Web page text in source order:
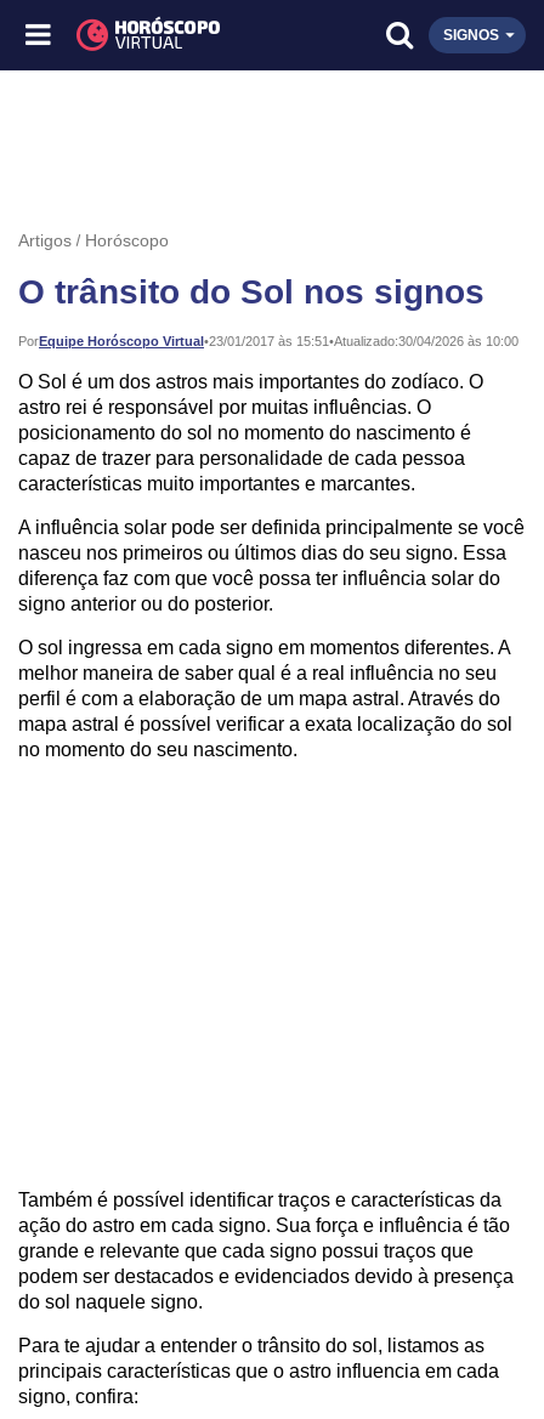
SIGNOS
Artigos Horóscopo
O trânsito do Sol nos signos
PorEquipe Horóscopo Virtual•
Publicado: 23/01/2017 às 15:51•Atualizado:30/04/2026 às 10:00
O Sol é um dos astros mais importantes do zodíaco. O
astro rei é responsável por muitas influências. O
posicionamento do sol no momento do nascimento é
capaz de trazer para personalidade de cada pessoa
características muito importantes e marcantes.
A influência solar pode ser definida principalmente se você
nasceu nos primeiros ou últimos dias do seu signo. Essa
diferença faz com que você possa ter influência solar do
signo anterior ou do posterior.
O sol ingressa em cada signo em momentos diferentes. A
melhor maneira de saber qual é a real influência no seu
perfil é com a elaboração de um mapa astral. Através do
mapa astral é possível verificar a exata localização do sol
no momento do seu nascimento.
Também é possível identificar traços e características da
ação do astro em cada signo. Sua força e influência é tão
grande e relevante que cada signo possui traços que
podem ser destacados e evidenciados devido à presença
do sol naquele signo.
Para te ajudar a entender o trânsito do sol, listamos as
principais características que o astro influencia em cada
signo, confira: